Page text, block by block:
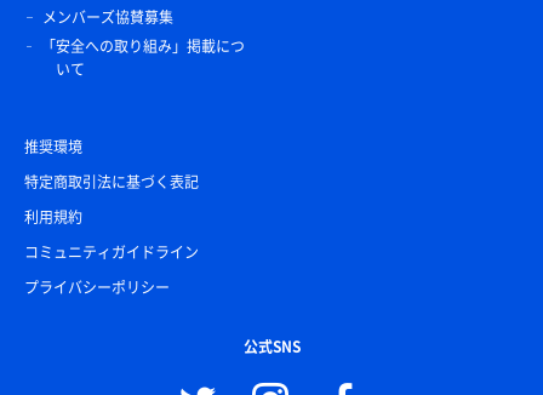
メンバーズ協賛募集
「安全への取り組み」掲載につ
いて
推奨環境
特定商取引法に基づく表記
利用規約
コミュニティガイドライン
プライバシーポリシー
公式SNS